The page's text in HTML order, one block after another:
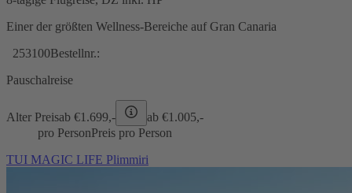
Einer der größten Wellness-Bereiche auf Gran Canaria
253100Bestellnr.:
Pauschalreise
Alter Preisab €1.699,- ab €1.005,-
pro PersonPreis pro Person
TUI MAGIC LIFE Plimmiri